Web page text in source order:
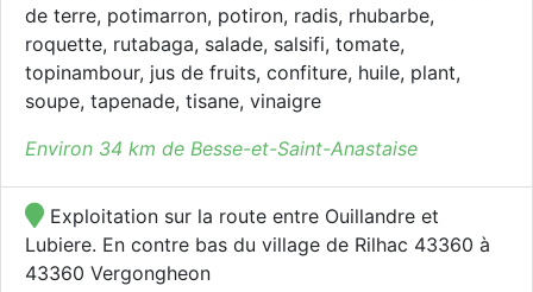
de terre, potimarron, potiron, radis, rhubarbe,
roquette, rutabaga, salade, salsifi, tomate,
topinambour, jus de fruits, confiture, huile, plant,
soupe, tapenade, tisane, vinaigre
Environ 34 km de Besse-et-Saint-Anastaise
Exploitation sur la route entre Ouillandre et
Lubiere. En contre bas du village de Rilhac 43360 à
43360 Vergongheon